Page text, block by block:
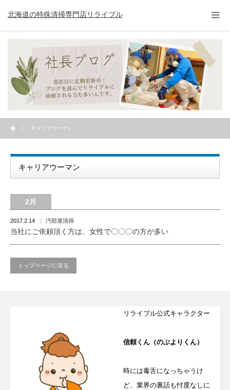
北海道の特殊清掃専門店リライブル
キャリアウーマン
キャリアウーマン
2月
2017.2.14 汚部屋清掃
当社にご依頼頂く方は、女性で〇〇〇の方が多い
トップページに戻る
リライブル公式キャラクター
信頼くん（のぶよりくん）
時には毒舌になっちゃうけ
ど、業界の裏話も忖度なしに